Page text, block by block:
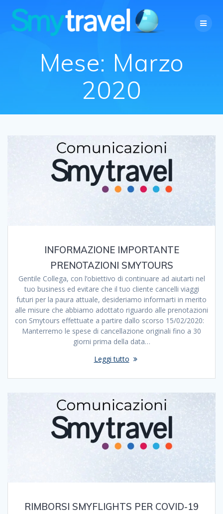
al
contenuto
Mese: Marzo
2020
INFORMAZIONE IMPORTANTE
PRENOTAZIONI SMYTOURS
Gentile Collega, con l’obiettivo di continuare ad aiutarti nel
tuo business ed evitare che il tuo cliente cancelli viaggi
futuri per la paura attuale, desideriamo informarti in merito
alle misure che abbiamo adottato riguardo alle prenotazioni
con Smytours effettuate a partire dallo scorso 15/02/2020:
Manterremo le spese di cancellazione originali fino a 30
giorni prima della data…
Leggi tutto
RIMBORSI SMYFLIGHTS PER COVID-19